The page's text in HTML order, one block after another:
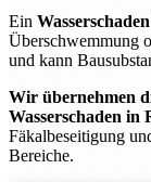
Ein
Überschwemmung
und kann
Wir übernehmen
Wasserschaden in
Fäkalbeseitigung
Bereiche.